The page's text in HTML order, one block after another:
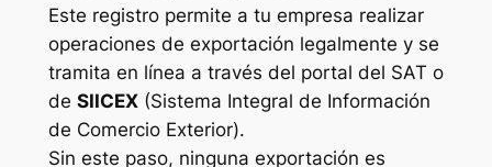
Este registro permite a tu empresa realizar
operaciones de exportación legalmente y se
tramita en línea a través del portal del SAT o
de SIICEX(Sistema Integral de Información
de Comercio Exterior).
Sin este paso, ninguna exportación es